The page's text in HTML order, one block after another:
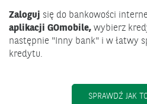
Zaloguj się do bankowości
aplikacji GOmobile, wybierz
następnie "Inny bank" i w łatwy
kredytu.
SPRAWDŹ JAK